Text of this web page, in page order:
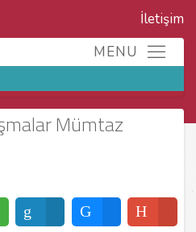
İletişim
Mümtaz